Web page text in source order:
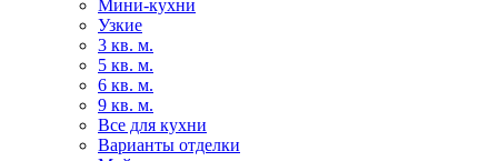
Мини-кухни
Узкие
3 кв. м.
5 кв. м.
6 кв. м.
9 кв. м.
Все для кухни
Варианты отделки